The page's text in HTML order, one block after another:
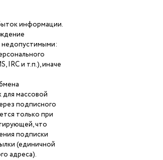
информации.
недопустимыми:
IRC и т.п.), иначе
массовой
подписного
только при
что
подписки
(единичной
адреса).